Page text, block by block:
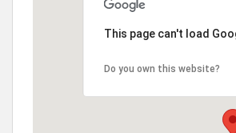
This page can't load
Do you own this website?